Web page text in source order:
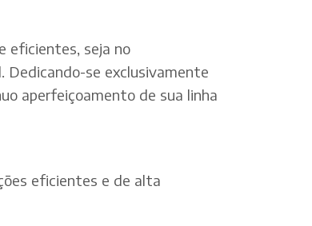
eficientes, seja no
Dedicando-se exclusivamente
aperfeiçoamento de sua linha
eficientes e de alta